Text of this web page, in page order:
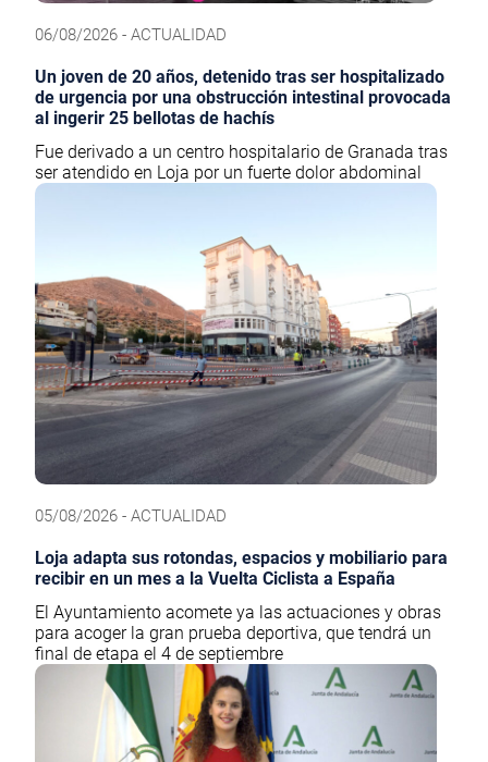
06/08/2026 - ACTUALIDAD
Un joven de 20 años, detenido tras ser hospitalizado
de urgencia por una obstrucción intestinal provocada
al ingerir 25 bellotas de hachís
Fue derivado a un centro hospitalario de Granada tras
ser atendido en Loja por un fuerte dolor abdominal
05/08/2026 - ACTUALIDAD
Loja adapta sus rotondas, espacios y mobiliario para
recibir en un mes a la Vuelta Ciclista a España
El Ayuntamiento acomete ya las actuaciones y obras
para acoger la gran prueba deportiva, que tendrá un
final de etapa el 4 de septiembre